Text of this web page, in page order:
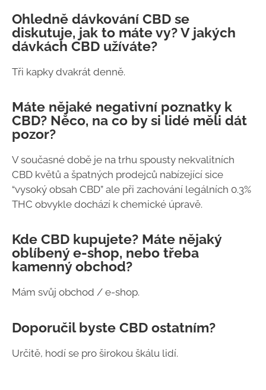
Ohledně dávkování CBD se
diskutuje, jak to máte vy? V jakých
dávkách CBD užíváte?
Tři kapky dvakrát denně.
Máte nějaké negativní poznatky k
CBD? Něco, na co by si lidé měli dát
pozor?
V současné době je na trhu spousty nekvalitních
CBD květů a špatných prodejců nabízející sice
“vysoký obsah CBD” ale při zachování legálních 0.3%
THC obvykle dochází k chemické úpravě.
Kde CBD kupujete? Máte nějaký
oblíbený e-shop, nebo třeba
kamenný obchod?
Mám svůj obchod / e-shop.
Doporučil byste CBD ostatním?
Určitě, hodí se pro širokou škálu lidí.